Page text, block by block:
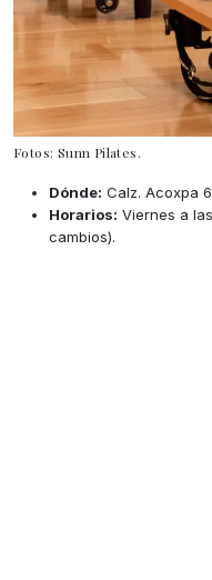
Fotos: Sunn Pilates.
Dónde: Calz. Acoxpa
Horarios: Viernes a
cambios).